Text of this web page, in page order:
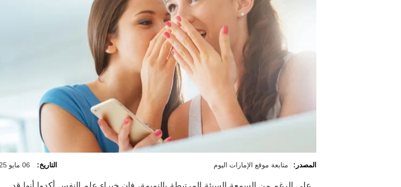
المصدر: متابعة موقع الإمارات اليوم التاريخ: 06 مايو 2025